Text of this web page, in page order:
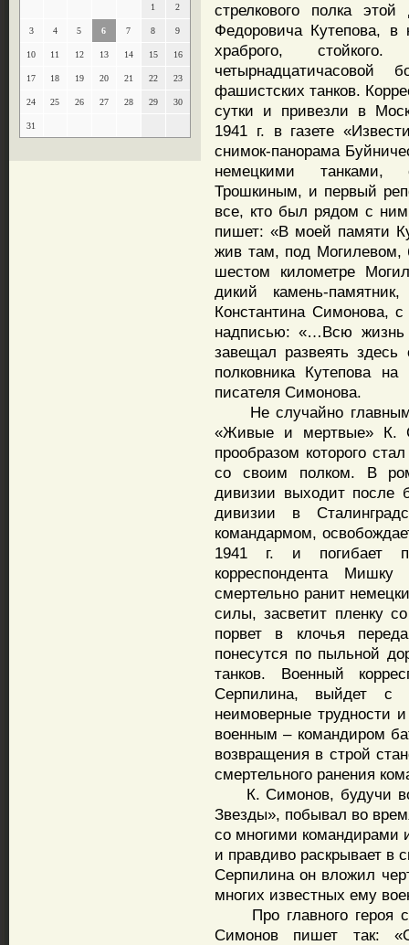
1 2
3 4 5 6 7 8 9
10 11 12 13 14 15 16
17 18 19 20 21 22 23
24 25 26 27 28 29 30
31
стрелкового полка
Федоровича Кутепова, в
храброго,
фашистских танков.
сутки и привезли в
1941 г. в газете
снимок-панорама
немецкими танками,
Трошкиным, и первый
все, кто был рядом с
пишет: «В моей памяти
жив там, под Могилевом,
шестом километре
дикий камень-
Константина Симонова,
надписью: «…Всю
завещал развеять
полковника Кутепова
писателя Симонова.
Не случайно главным
«Живые и мертвые» К.
прообразом которого
со своим полком. В
дивизии выходит после
дивизии в
командармом,
1941 г. и погибает
корреспондента
смертельно ранит
силы, засветит пленку
порвет в клочья
понесутся по пыльной
танков. Военный
Серпилина, выйдет с
неимоверные трудности
военным – командиром
возвращения в строй
смертельного ранения
К. Симонов, будучи
Звезды», побывал во
со многими командирами
и правдиво раскрывает в
Серпилина он вложил
многих известных ему
Про главного героя
Симонов пишет так: